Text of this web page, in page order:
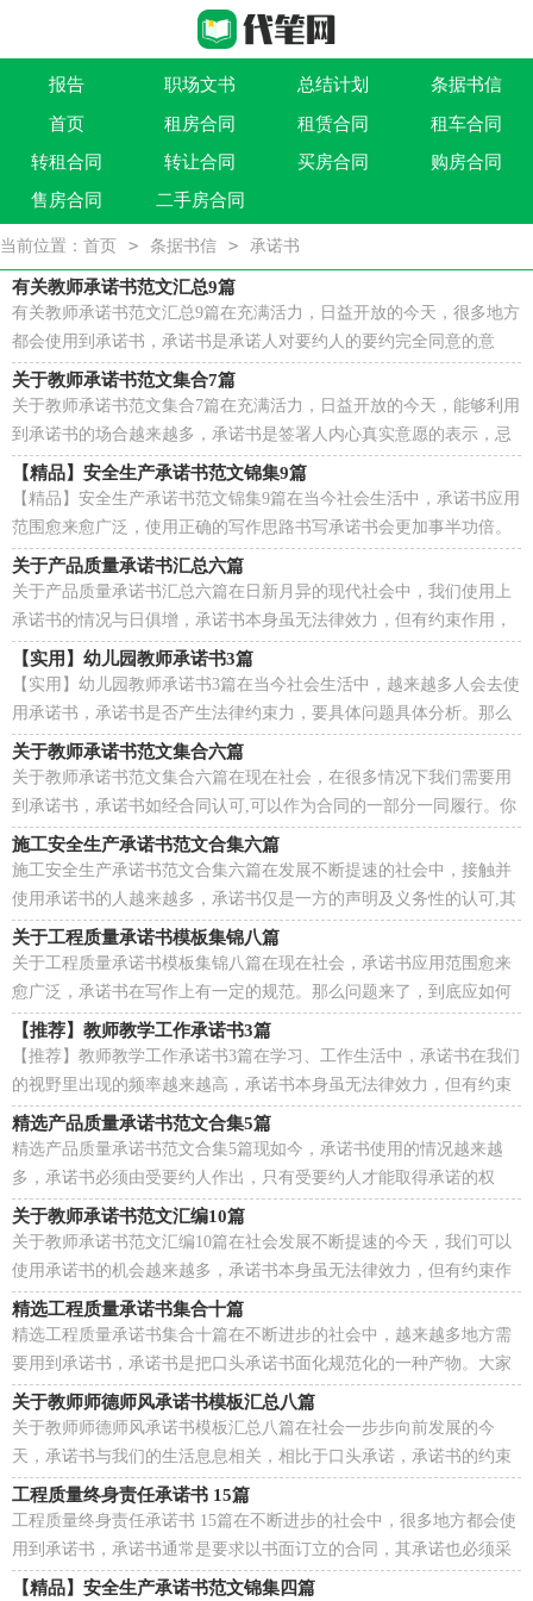
报告 职场文书 总结计划 条据书信
作文大全 实用文 祝福语 买卖类合同
借贷类合同 建筑类合同 劳动类合同 租售类合同
首页 租房合同 租赁合同
租车合同
转租合同
转让合同 买房合同
购房合同
售房合同
二手房合同
当前位置： 首页 > 条据书信 > 承诺书
有关教师承诺书范文汇总9篇
有关教师承诺书范文汇总9篇在充满活力，日益开放的今天，很多地方
都会使用到承诺书，承诺书是承诺人对要约人的要约完全同意的意
思，表示以书面形式。为了让您在写承诺书时更加简单...
关于教师承诺书范文集合7篇
关于教师承诺书范文集合7篇在充满活力，日益开放的今天，能够利用
到承诺书的场合越来越多，承诺书是签署人内心真实意愿的表示，忌
搞形式、走过场，忌出于无奈。写起承诺书来就毫无头...
【精品】安全生产承诺书范文锦集9篇
【精品】安全生产承诺书范文锦集9篇在当今社会生活中，承诺书应用
范围愈来愈广泛，使用正确的写作思路书写承诺书会更加事半功倍。
相信很多朋友都对写承诺书感到非常苦恼吧，下面...
关于产品质量承诺书汇总六篇
关于产品质量承诺书汇总六篇在日新月异的现代社会中，我们使用上
承诺书的情况与日俱增，承诺书本身虽无法律效力，但有约束作用，
签下承诺书，就得考验诚信。你所见过的承诺书是什么样...
【实用】幼儿园教师承诺书3篇
【实用】幼儿园教师承诺书3篇在当今社会生活中，越来越多人会去使
用承诺书，承诺书是否产生法律约束力，要具体问题具体分析。那么
问题来了，到底应如何写一份恰当的承诺书呢？下面是...
关于教师承诺书范文集合六篇
关于教师承诺书范文集合六篇在现在社会，在很多情况下我们需要用
到承诺书，承诺书如经合同认可,可以作为合同的一部分一同履行。你
知道承诺书怎样才能写的好吗？以下是小编为大家...
施工安全生产承诺书范文合集六篇
施工安全生产承诺书范文合集六篇在发展不断提速的社会中，接触并
使用承诺书的人越来越多，承诺书仅是一方的声明及义务性的认可,其
法律效力与合同是不同的。在写之前，可以先参考...
关于工程质量承诺书模板集锦八篇
关于工程质量承诺书模板集锦八篇在现在社会，承诺书应用范围愈来
愈广泛，承诺书在写作上有一定的规范。那么问题来了，到底应如何
写一份恰当的承诺书呢？下面是小编精心整理的工程质...
【推荐】教师教学工作承诺书3篇
【推荐】教师教学工作承诺书3篇在学习、工作生活中，承诺书在我们
的视野里出现的频率越来越高，承诺书本身虽无法律效力，但有约束
作用，签下承诺书，就得考验诚信。怎么写承诺书才能...
精选产品质量承诺书范文合集5篇
精选产品质量承诺书范文合集5篇现如今，承诺书使用的情况越来越
多，承诺书必须由受要约人作出，只有受要约人才能取得承诺的权
利，受要约人以外的第三人不享有承诺的权利。如何写一...
关于教师承诺书范文汇编10篇
关于教师承诺书范文汇编10篇在社会发展不断提速的今天，我们可以
使用承诺书的机会越来越多，承诺书本身虽无法律效力，但有约束作
用，签下承诺书，就得考验诚信。写起承诺书来就毫无头...
精选工程质量承诺书集合十篇
精选工程质量承诺书集合十篇在不断进步的社会中，越来越多地方需
要用到承诺书，承诺书是把口头承诺书面化规范化的一种产物。大家
知道承诺书的格式吗？以下是小编整理的工程质量承...
关于教师师德师风承诺书模板汇总八篇
关于教师师德师风承诺书模板汇总八篇在社会一步步向前发展的今
天，承诺书与我们的生活息息相关，相比于口头承诺，承诺书的约束
力更强。承诺书的注意事项有许多，你确定会写吗？下面是...
工程质量终身责任承诺书 15篇
工程质量终身责任承诺书 15篇在不断进步的社会中，很多地方都会使
用到承诺书，承诺书通常是要求以书面订立的合同，其承诺也必须采
取书面形式。相信许多人会觉得承诺书很难写吧，下...
【精品】安全生产承诺书范文锦集四篇